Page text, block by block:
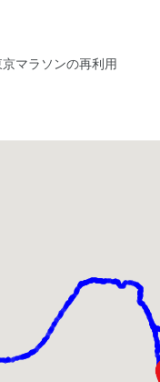
マラソンの再利用